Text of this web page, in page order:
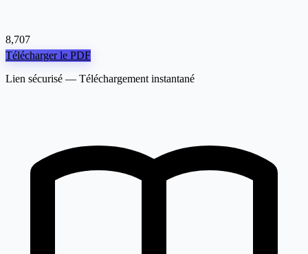
8,707
Télécharger le PDF
Lien sécurisé — Téléchargement instantané